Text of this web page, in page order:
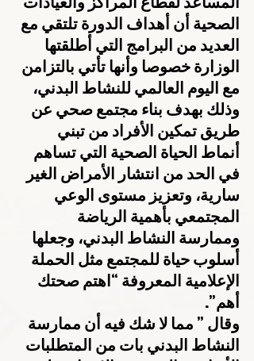
الصحية أن أهداف الدورة تلتقي مع
العديد من البرامج التي أطلقتها
الوزارة خصوصا وأنها تأتي بالتزامن
مع اليوم العالمي للنشاط البدني،
وذلك بهدف بناء مجتمع صحي عن
طريق تمكين الأفراد من تبني
أنماط الحياة الصحية التي تساهم
في الحد من انتشار الأمراض الغير
سارية، وتعزيز مستوى الوعي
المجتمعي بأهمية الرياضة
وممارسة النشاط البدني، وجعلها
أسلوب حياة للمجتمع مثل الحملة
الإعلامية المعروفة “اهتم صحتك
أهم”.
وقال ” مما لا شك فيه أن ممارسة
النشاط البدني بات من المتطلبات